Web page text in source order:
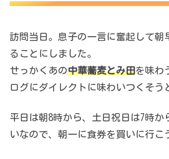
訪問当日。息子の一言に奮起して朝
ることにしました。
せっかくあの中華蕎麦とみ田を味わ
ログにダイレクトに味わいつくそう
平日は朝8時から、土日祝日は7時か
いなので、朝一に食券を買いに行こ